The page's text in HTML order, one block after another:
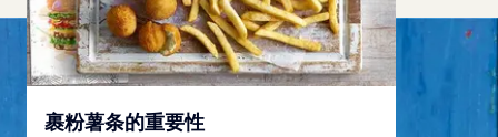
裹粉薯条的重要性